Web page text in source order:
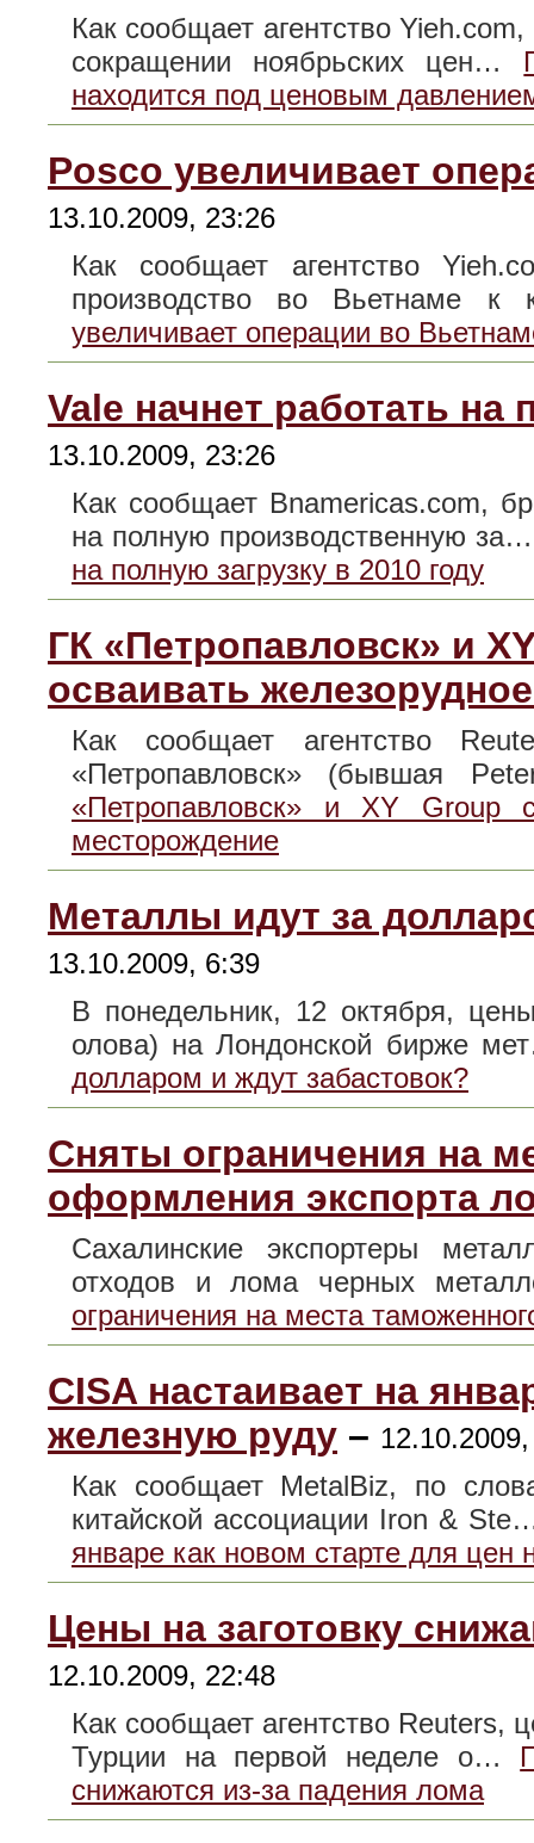
Как сообщает агентство
сокращении ноябрьских цен…
находится под ценовым
Posco увеличивает
13.10.2009, 23:26
Как сообщает агентство
производство во Вьетнаме
увеличивает операции во
Vale начнет работать на
13.10.2009, 23:26
Как сообщает Bnamericas.com,
на полную производственную
на полную загрузку в 2010 году
ГК «Петропавловск» и
осваивать
Как сообщает агентство
«Петропавловск» (бывшая
«Петропавловск» и XY Group
месторождение
Металлы идут за
13.10.2009, 6:39
В понедельник, 12 октября,
олова) на Лондонской бирже
долларом и ждут забастовок?
Сняты ограничения на
оформления экспорта
Сахалинские экспортеры
отходов и лома черных
ограничения на места
CISA настаивает на
железную руду –
Как сообщает MetalBiz, по
китайской ассоциации Iron &
январе как новом старте для цен
Цены на заготовку
12.10.2009, 22:48
Как сообщает агентство Reuters,
Турции на первой неделе о…
снижаются из-за падения лома